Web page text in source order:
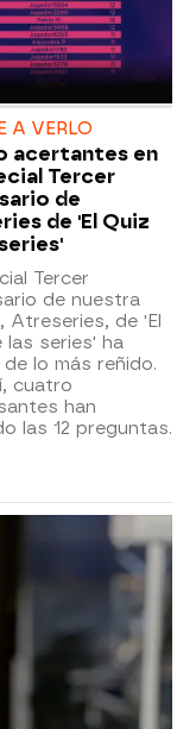
A VERLO
acertantes en
Tercer
de
de 'El Quiz
Tercer
de nuestra
Atreseries, de 'El
las series' ha
lo más reñido.
cuatro
han
las 12 preguntas.